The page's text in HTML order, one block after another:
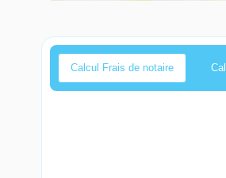
Calcul Frais de notaire